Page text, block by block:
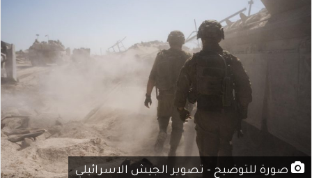
صورة للتوضيح - تصوير الجيش الاسرائيلي